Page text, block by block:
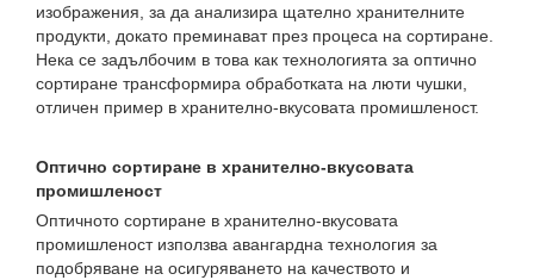
изображения, за да анализира щателно хранителните
продукти, докато преминават през процеса на сортиране.
Нека се задълбочим в това как технологията за оптично
сортиране трансформира обработката на люти чушки,
отличен пример в хранително-вкусовата промишленост.
Оптично сортиране в хранително-вкусовата
промишленост
Оптичното сортиране в хранително-вкусовата
промишленост използва авангардна технология за
подобряване на осигуряването на качеството и